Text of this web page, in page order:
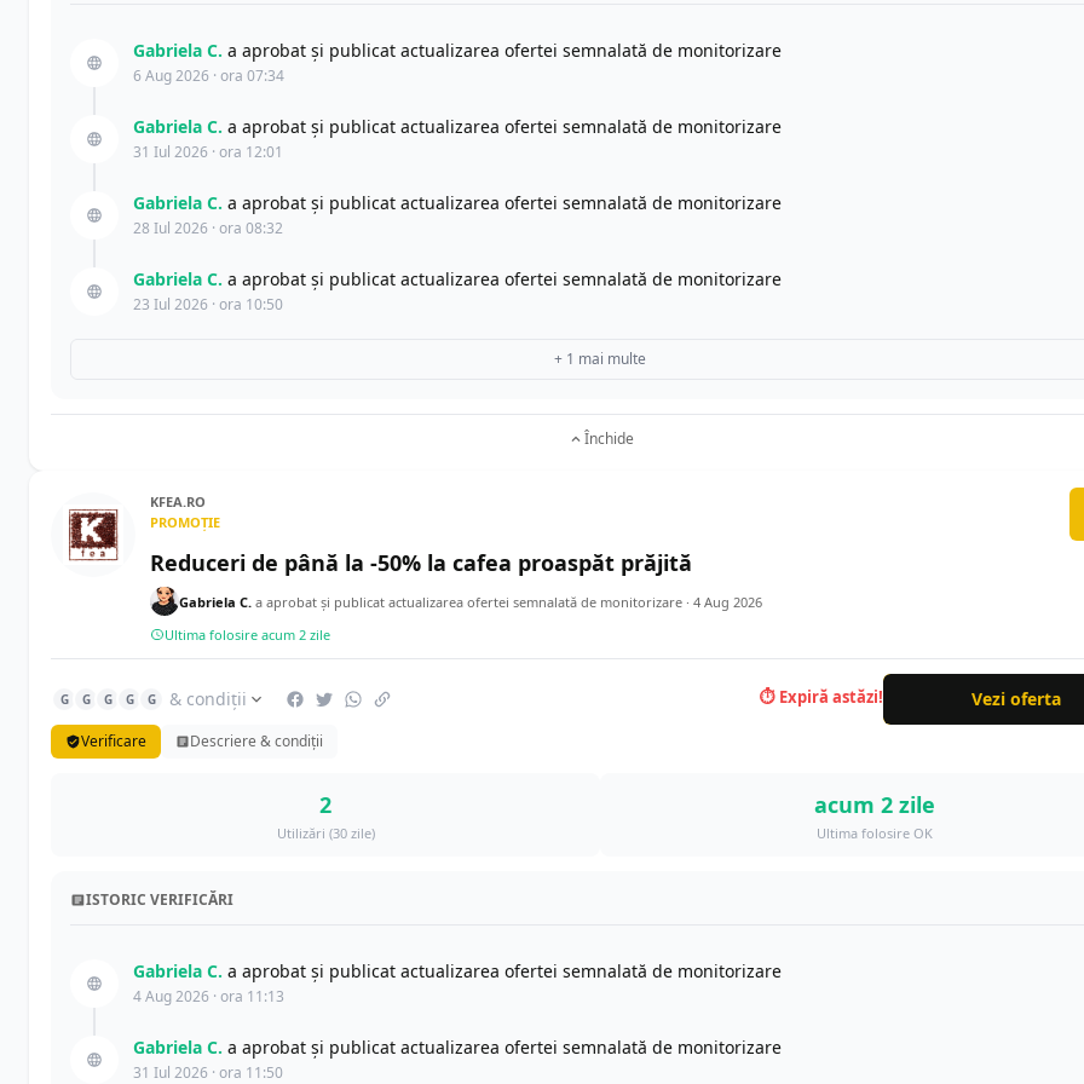
Gabriela C. a aprobat și publicat actualizarea ofertei semnalată de monitorizare
6 Aug 2026 · ora 07:34
Gabriela C. a aprobat și publicat actualizarea ofertei semnalată de monitorizare
31 Iul 2026 · ora 12:01
Gabriela C. a aprobat și publicat actualizarea ofertei semnalată de monitorizare
28 Iul 2026 · ora 08:32
Gabriela C. a aprobat și publicat actualizarea ofertei semnalată de monitorizare
23 Iul 2026 · ora 10:50
+ 1 mai multe
Închide
KFEA.RO
PROMOȚIE
Reduceri de până la -50% la cafea proaspăt prăjită
Gabriela C. a aprobat și publicat actualizarea ofertei semnalată de monitorizare · 4 Aug 2026
Ultima folosire acum 2 zile
G G G G G & condiții ⏱ Expiră astăzi! Vezi oferta
Verificare Descriere & condiții
2
Utilizări (30 zile)
acum 2 zile
Ultima folosire OK
ISTORIC VERIFICĂRI
Gabriela C. a aprobat și publicat actualizarea ofertei semnalată de monitorizare
4 Aug 2026 · ora 11:13
Gabriela C. a aprobat și publicat actualizarea ofertei semnalată de monitorizare
31 Iul 2026 · ora 11:50